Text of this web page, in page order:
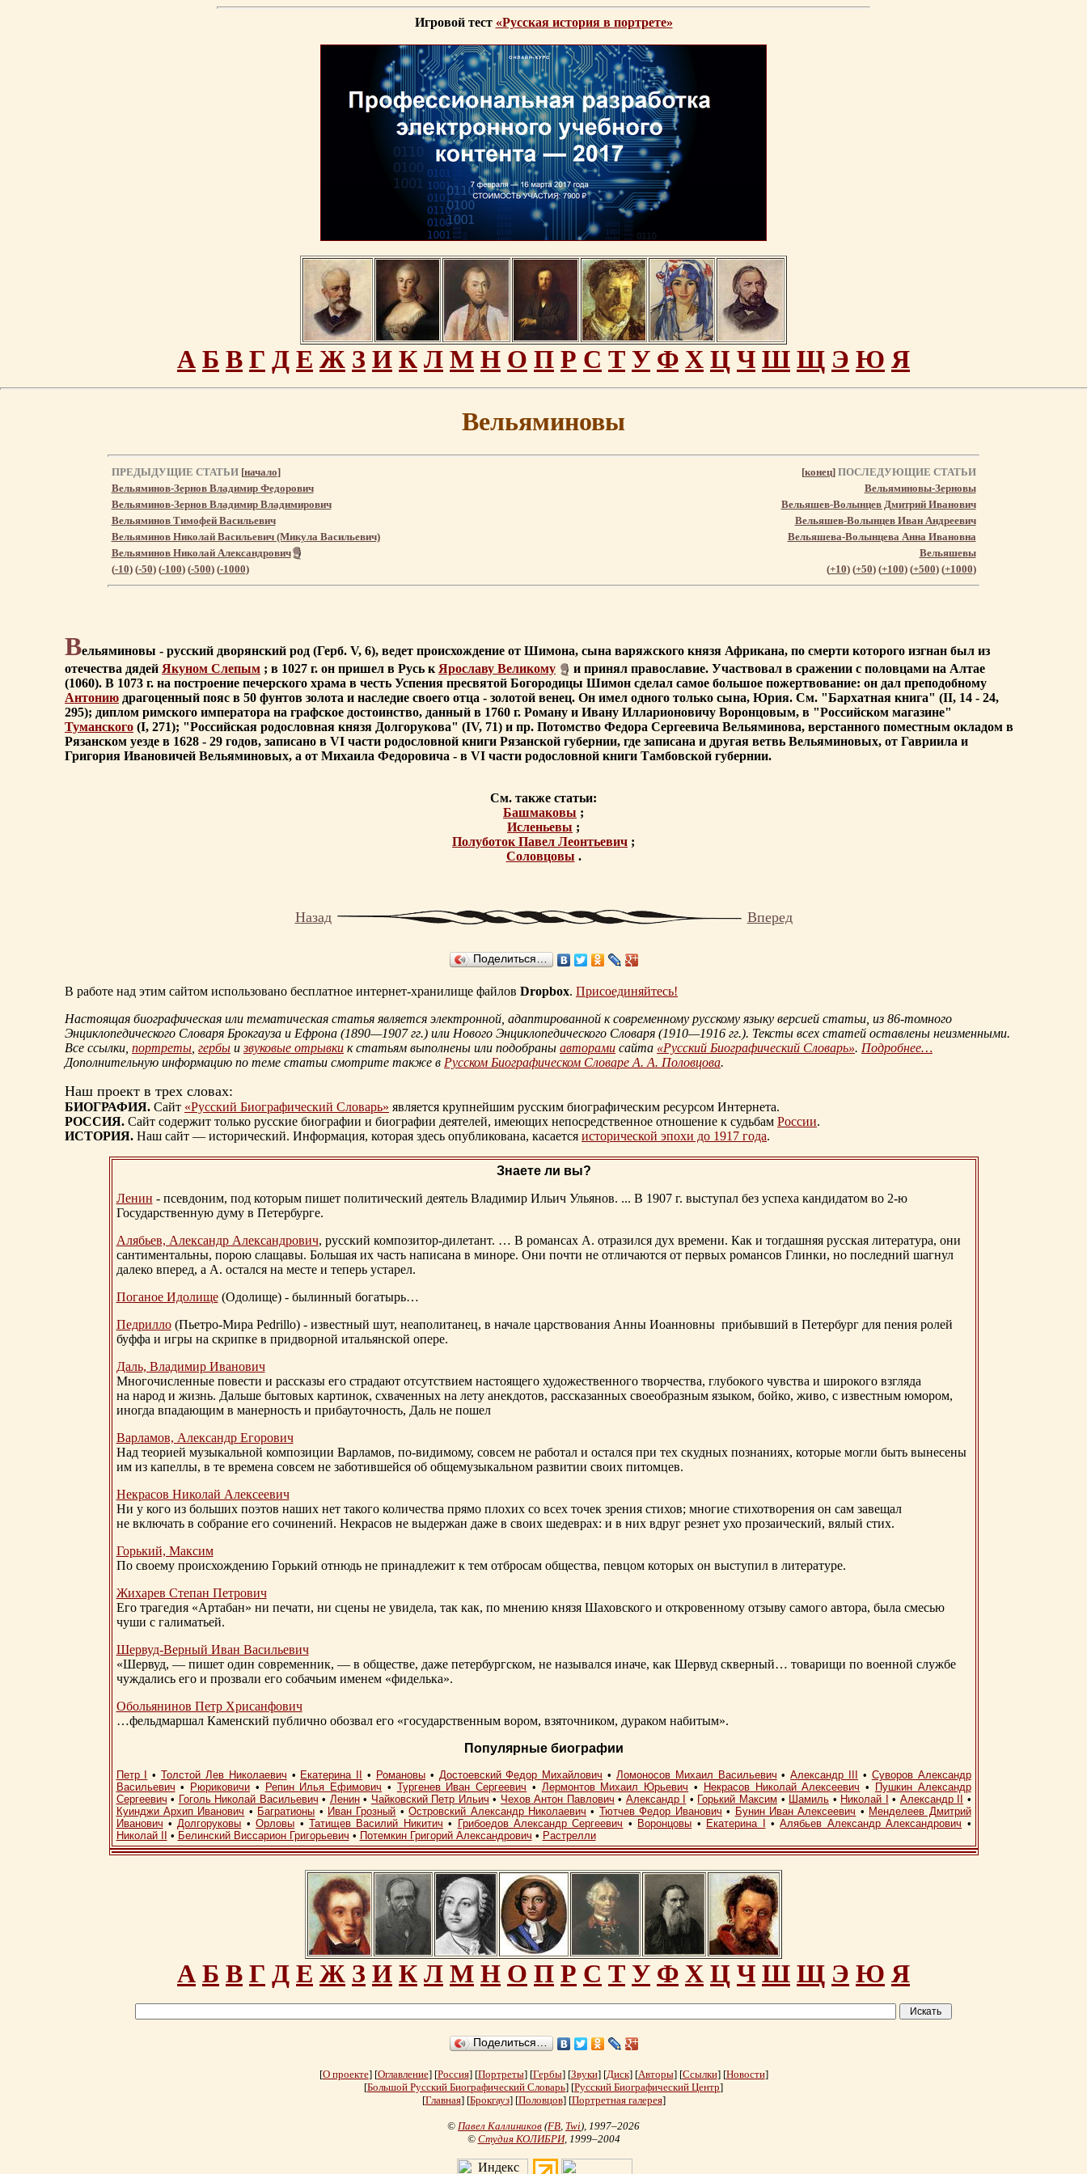
Игровой тест «Русская история в портрете»
А Б В Г Д Е Ж З И К Л М Н О П Р С Т У Ф Х Ц Ч Ш Щ Э Ю Я
Вельяминовы
ПРЕДЫДУЩИЕ СТАТЬИ [начало] [конец]ПОСЛЕДУЮЩИЕ СТАТЬИ
Вельяминов-Зернов Владимир Федорович
Вельяминовы-Зерновы
Вельяминов-Зернов Владимир Владимирович
Вельяшев-Волынцев Дмитрий Иванович
Вельяминов Тимофей Васильевич
Вельяшев-Волынцев Иван Андреевич
Вельяминов Николай Васильевич (Микула Васильевич)
Вельяшева-Волынцева Анна Ивановна
Вельяминов Николай Александрович
Вельяшевы
(-10) (-50) (-100) (-500) (-1000) (+10) (+50) (+100) (+500) (+1000)
Вельяминовы - русский дворянский род (Герб. V, 6), ведет происхождение от Шимона, сына варяжского князя Африкана, по смерти которого изгнан был из
отечества дядей Якуном Слепым ; в 1027 г. он пришел в Русь к Ярославу Великому
и принял православие. Участвовал в сражении с половцами на Алтае
(1060). В 1073 г. на построение печерского храма в честь Успения пресвятой Богородицы Шимон сделал самое большое пожертвование: он дал преподобному
Антонию драгоценный пояс в 50 фунтов золота и наследие своего отца - золотой венец. Он имел одного только сына, Юрия. См. "Бархатная книга" (II, 14 - 24,
295); диплом римского императора на графское достоинство, данный в 1760 г. Роману и Ивану Илларионовичу Воронцовым, в "Российском магазине"
Туманского (I, 271); "Российская родословная князя Долгорукова" (IV, 71) и пр. Потомство Федора Сергеевича Вельяминова, верстанного поместным окладом в
Рязанском уезде в 1628 - 29 годов, записано в VI части родословной книги Рязанской губернии, где записана и другая ветвь Вельяминовых, от Гавриила и
Григория Ивановичей Вельяминовых, а от Михаила Федоровича - в VI части родословной книги Тамбовской губернии.
См. также статьи:
Башмаковы ;
Исленьевы ;
Полуботок Павел Леонтьевич ;
Соловцовы .
Назад Вперед
Поделиться…
В работе над этим сайтом использовано бесплатное интернет-хранилище файлов Dropbox. Присоединяйтесь!
Настоящая биографическая или тематическая статья является электронной, адаптированной к современному русскому языку версией статьи, из 86-томного
Энциклопедического Словаря Брокгауза и Ефрона (1890—1907 гг.) или Нового Энциклопедического Словаря (1910—1916 гг.). Тексты всех статей оставлены неизменными.
Все ссылки, портреты гербы и звуковые отрывки к статьям выполнены или подобраны авторами сайта «Русский Биографический Словарь». Подробнее…
Дополнительную информацию по теме статьи смотрите также в Русском Биографическом Словаре А. А. Половцова.
Наш проект в трех словах:
БИОГРАФИЯ. Сайт «Русский Биографический Словарь» является крупнейшим русским биографическим ресурсом Интернета.
РОССИЯ. Сайт содержит только русские биографии и биографии деятелей, имеющих непосредственное отношение к судьбам России.
ИСТОРИЯ. Наш сайт — исторический. Информация, которая здесь опубликована, касается исторической эпохи до 1917 года.
Знаете ли вы?
Ленин - псевдоним, под которым пишет политический деятель Владимир Ильич Ульянов. ... В 1907 г. выступал без успеха кандидатом во 2-ю
Государственную думу в Петербурге.
Алябьев, Александр Александрович, русский композитор-дилетант. … В романсах А. отразился дух времени. Как и тогдашняя русская литература, они
сантиментальны, порою слащавы. Большая их часть написана в миноре. Они почти не отличаются от первых романсов Глинки, но последний шагнул
далеко вперед, а А. остался на месте и теперь устарел.
Поганое Идолище(Одолище) - былинный богатырь…
Педрилло(Пьетро-Мира Pedrillo) - известный шут, неаполитанец, в начале царствования Анны Иоанновны прибывший в Петербург для пения ролей
буффа и игры на скрипке в придворной итальянской опере.
Даль, Владимир Иванович
Многочисленные повести и рассказы его страдают отсутствием настоящего художественного творчества, глубокого чувства и широкого взгляда
на народ и жизнь. Дальше бытовых картинок, схваченных на лету анекдотов, рассказанных своеобразным языком, бойко, живо, с известным юмором,
иногда впадающим в манерность и прибауточность, Даль не пошел
Варламов, Александр Егорович
Над теорией музыкальной композиции Варламов, по-видимому, совсем не работал и остался при тех скудных познаниях, которые могли быть вынесены
им из капеллы, в те времена совсем не заботившейся об общемузыкальном развитии своих питомцев.
Некрасов Николай Алексеевич
Ни у кого из больших поэтов наших нет такого количества прямо плохих со всех точек зрения стихов; многие стихотворения он сам завещал
не включать в собрание его сочинений. Некрасов не выдержан даже в своих шедеврах: и в них вдруг резнет ухо прозаический, вялый стих.
Горький, Максим
По своему происхождению Горький отнюдь не принадлежит к тем отбросам общества, певцом которых он выступил в литературе.
Жихарев Степан Петрович
Его трагедия «Артабан» ни печати, ни сцены не увидела, так как, по мнению князя Шаховского и откровенному отзыву самого автора, была смесью
чуши с галиматьей.
Шервуд-Верный Иван Васильевич
«Шервуд, — пишет один современник, — в обществе, даже петербургском, не назывался иначе, как Шервуд скверный… товарищи по военной службе
чуждались его и прозвали его собачьим именем «фиделька».
Обольянинов Петр Хрисанфович
…фельдмаршал Каменский публично обозвал его «государственным вором, взяточником, дураком набитым».
Популярные биографии
Петр I •Толстой Лев Николаевич • Екатерина II • Романовы• Достоевский Федор Михайлович • Ломоносов Михаил Васильевич •Александр III • Суворов Александр
Васильевич • Рюриковичи • Репин Илья Ефимович • Тургенев Иван Сергеевич • Лермонтов Михаил Юрьевич • Некрасов Николай Алексеевич • Пушкин Александр
Сергеевич • Гоголь Николай Васильевич • Ленин• Чайковский Петр Ильич • Чехов Антон Павлович • Александр I • Горький Максим • Шамиль • Николай I • Александр II •
Куинджи Архип Иванович • Багратионы • Иван Грозный •Островский Александр Николаевич • Тютчев Федор Иванович • Бунин Иван Алексеевич • Менделеев Дмитрий
Иванович • Долгоруковы •Орловы • Татищев Василий Никитич • Грибоедов Александр Сергеевич • Воронцовы • Екатерина I •Алябьев Александр Александрович •
Николай II • Белинский Виссарион Григорьевич • Потемкин Григорий Александрович • Растрелли
А Б В Г Д Е Ж З И К Л М Н О П Р С Т У Ф Х Ц Ч Ш Щ Э Ю Я
Поделиться…
[О проекте] [Оглавление] [Россия] [Портреты] [Гербы] [Звуки] [Диск] [Авторы] [Ссылки] [Новости]
[Большой Русский Биографический Словарь] [Русский Биографический Центр]
[Главная] [Брокгауз] [Половцов] [Портретная галерея]
© Павел Каллиников (FB Twi) , 1997–2026
© Студия КОЛИБРИ, 1999–2004